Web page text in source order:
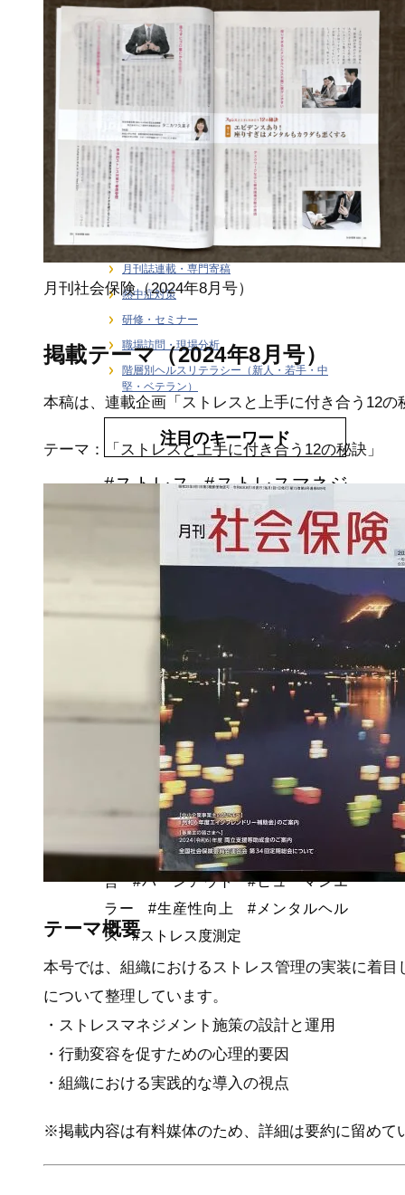
月刊社会保険（2024年8月号）
掲載テーマ（2024年8月号）
本稿は、連載企画「ストレスと上手に付き合う12
テーマ：「ストレスと上手に付き合う12の秘訣」
テーマ概要
本号では、組織におけるストレス管理の実装に着
について整理しています。
・ストレスマネジメント施策の設計と運用
・行動変容を促すための心理的要因
・組織における実践的な導入の視点
※掲載内容は有料媒体のため、詳細は要約に留めて
ラインケア・管理職支援
介護・福祉職の感情労働ストレス
健康経営
健康経営戦略・KPI・エビデンス
働き方 × 健康支援
労働安全衛生
在宅勤務者のストレス支援
大学研究連携・学術講演実績
女性従業員の健康支援
感情労働ストレス
月刊誌連載・専門寄稿
熱中症対策
研修・セミナー
職場訪問・現場分析
階層別ヘルスリテラシー（新人・若手・中
堅・ベテラン）
注目のキーワード
#ストレス
#ストレスマネジ
#ストレスケア
#スト
#ストレス対策
#
#メンタルヘルス対策
ストレス管理
#タニカ
ワ久美子
#メンタルヘル
ス，ストレス，研修，健康経営
#refere
#ストレス度測定/スケール/尺度
#運動
支援
#オンライン研修 #リモートワーク
感情労働ストレス #ウエ
アラブルデバイス #安全衛生活動 #DXストレス研
#健康経営コンサルティング #労務管理 #教職
#在宅勤務 #疲労 #人材育成 #運動不足解消
#webセミナー
#メンタルヘルス，健康経
営
#バーンアウト
#ヒューマンエ
ラー
#生産性向上
#メンタルヘル
ス
#ストレス度測定